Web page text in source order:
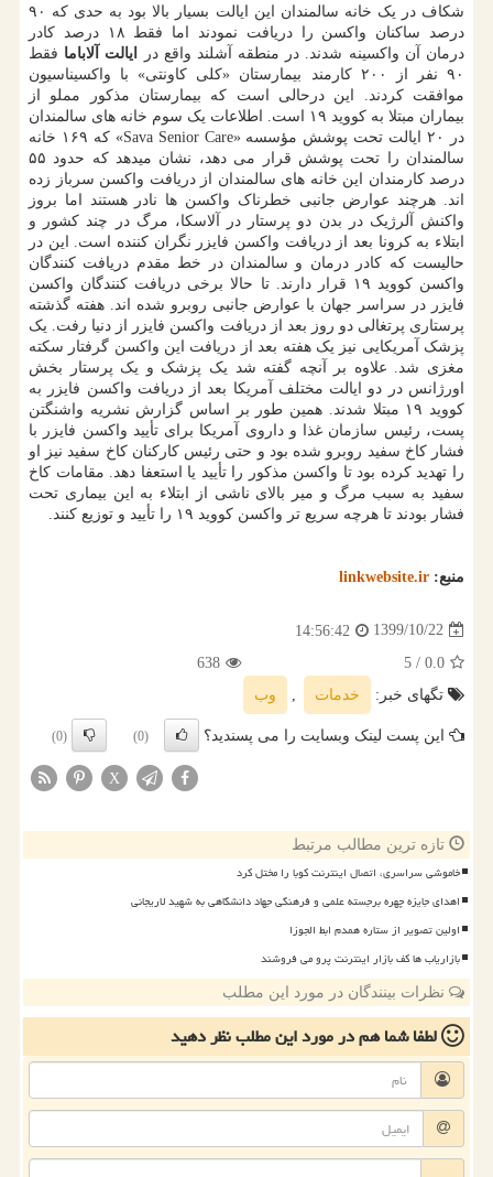
شکاف در یک خانه سالمندان این ایالت بسیار بالا بود به حدی که ۹۰
درصد ساکنان واکسن را دریافت نمودند اما فقط ۱۸ درصد کادر
درمان آن واکسینه شدند. در منطقه آشلند واقع در
ایالت آلاباما فقط
۹۰ نفر از ۲۰۰ کارمند بیمارستان «کلی کاونتی» با واکسیناسیون
موافقت کردند. این درحالی است که بیمارستان مذکور مملو از
بیماران مبتلا به کووید ۱۹ است. اطلاعات یک سوم خانه های سالمندان
در ۲۰ ایالت تحت پوشش مؤسسه «Sava Senior Care» که ۱۶۹ خانه
سالمندان را تحت پوشش قرار می دهد، نشان میدهد که حدود ۵۵
درصد کارمندان این خانه های سالمندان از دریافت واکسن سرباز زده
اند. هرچند عوارض جانبی خطرناک واکسن ها نادر هستند اما بروز
واکنش آلرژیک در بدن دو پرستار در آلاسکا، مرگ در چند کشور و
ابتلاء به کرونا بعد از دریافت واکسن فایزر نگران کننده است. این در
حالیست که کادر درمان و سالمندان در خط مقدم دریافت کنندگان
واکسن کووید ۱۹ قرار دارند. تا حالا برخی دریافت کنندگان واکسن
فایزر در سراسر جهان با عوارض جانبی روبرو شده اند. هفته گذشته
پرستاری پرتغالی دو روز بعد از دریافت واکسن فایزر از دنیا رفت. یک
پزشک آمریکایی نیز یک هفته بعد از دریافت این واکسن گرفتار سکته
مغزی شد. علاوه بر آنچه گفته شد یک پزشک و یک پرستار بخش
اورژانس در دو ایالت مختلف آمریکا بعد از دریافت واکسن فایزر به
کووید ۱۹ مبتلا شدند. همین طور بر اساس گزارش نشریه واشنگتن
پست، رئیس سازمان غذا و داروی آمریکا برای تأیید واکسن فایزر با
فشار کاخ سفید روبرو شده بود و حتی رئیس کارکنان کاخ سفید نیز او
را تهدید کرده بود تا واکسن مذکور را تأیید یا استعفا دهد. مقامات کاخ
سفید به سبب مرگ و میر بالای ناشی از ابتلاء به این بیماری تحت
فشار بودند تا هرچه سریع تر واکسن کووید ۱۹ را تأیید و توزیع کنند.
منبع: linkwebsite.ir
1399/10/22
14:56:42
0.0
/ 5
638
تگهای خبر:
خدمات , وب
این پست لینک وبسایت را می پسندید؟ (0)
(0)
X
تازه ترین مطالب مرتبط
خاموشی سراسری، اتصال اینترنت کوبا را مختل کرد
اهدای جایزه چهره برجسته علمی و فرهنگی جهاد دانشگاهی به شهید لاریجانی
اولین تصویر از ستاره همدم ابط الجوزا
بازاریاب ها کف بازار اینترنت پرو می فروشند
نظرات بینندگان در مورد این مطلب
لطفا شما همدر مورد این مطلبنظر دهید